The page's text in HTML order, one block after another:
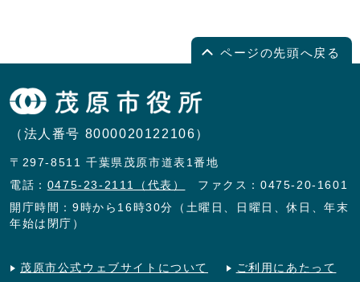
ページの先頭へ戻る
（法人番号 8000020122106）
〒297-8511 千葉県茂原市道表1番地
電話： 0475-23-2111（代表）
ファクス：0475-20-1601
開庁時間：9時から16時30分（土曜日、日曜日、休日、年末
年始は閉庁）
茂原市公式ウェブサイトについて ご利用にあたって